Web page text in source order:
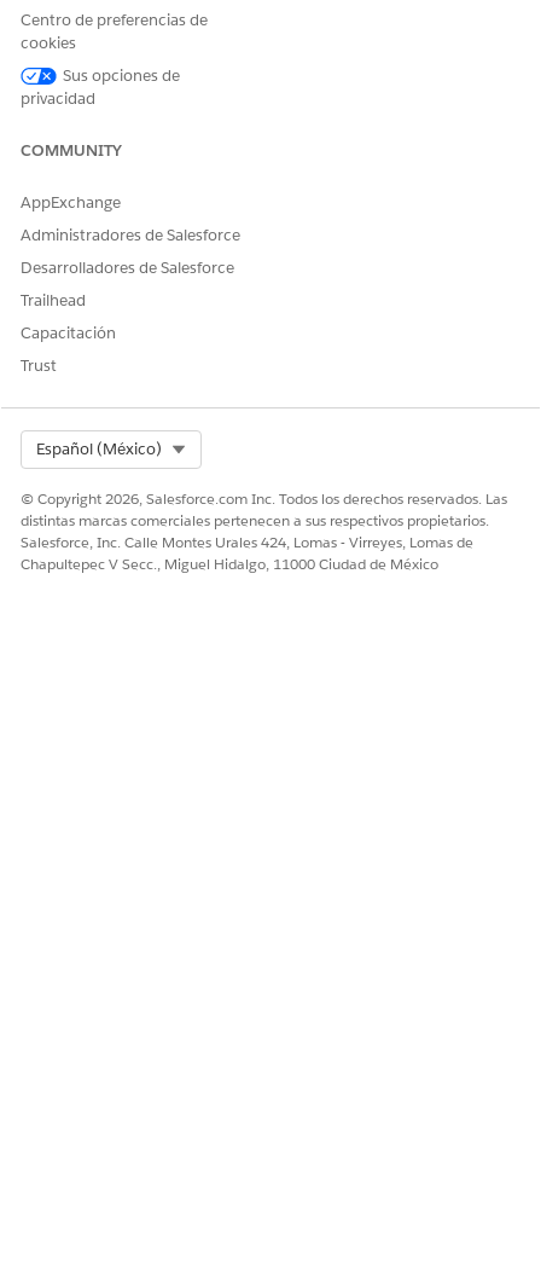
¿RESOLVIÓ ESTE ARTÍCULO SU PROBLEMA?
Centro de preferencias de
cookies
Sus opciones de
privacidad
COMMUNITY
AppExchange
Administradores de Salesforce
Desarrolladores de Salesforce
Trailhead
Capacitación
Trust
Español (México)
© Copyright 2026, Salesforce.com Inc. Todos los derechos reservados. Las
distintas marcas comerciales pertenecen a sus respectivos propietarios.
Salesforce, Inc. Calle Montes Urales 424, Lomas - Virreyes, Lomas de
Chapultepec V Secc., Miguel Hidalgo, 11000 Ciudad de México